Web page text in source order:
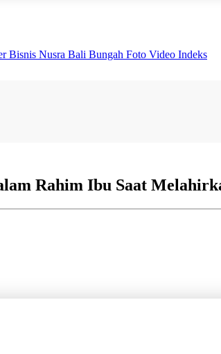
Bisnis Nusra Bali Bungah Foto Video Indeks
Rahim Ibu Saat